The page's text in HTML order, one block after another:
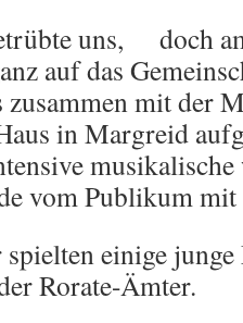
uns, doch
auf das
zusammen mit der
in Margreid
vom Publikum
einige
Rorate-Ämter.